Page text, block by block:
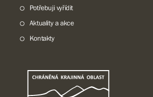
Potřebuji vyřídit
Aktuality a akce
Kontakty